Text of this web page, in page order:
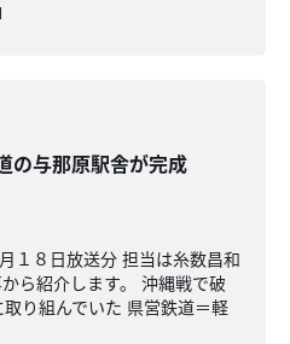
の与那原駅舎が完成
１８日放送分 担当は糸数昌和
ら紹介します。 沖縄戦で破
り組んでいた 県営鉄道＝軽